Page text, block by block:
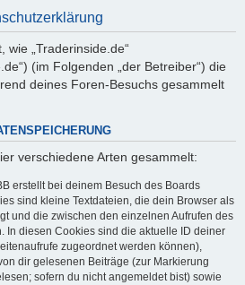
wie „Traderinside.de“
(im Folgenden „der Betreiber“) die
deines Foren-Besuchs gesammelt
verschiedene Arten gesammelt:
erstellt bei deinem Besuch des Boards
sind kleine Textdateien, die dein Browser als
und die zwischen den einzelnen Aufrufen des
In diesen Cookies sind die aktuelle ID deiner
zugeordnet werden können),
dir gelesenen Beiträge (zur Markierung
sofern du nicht angemeldet bist) sowie